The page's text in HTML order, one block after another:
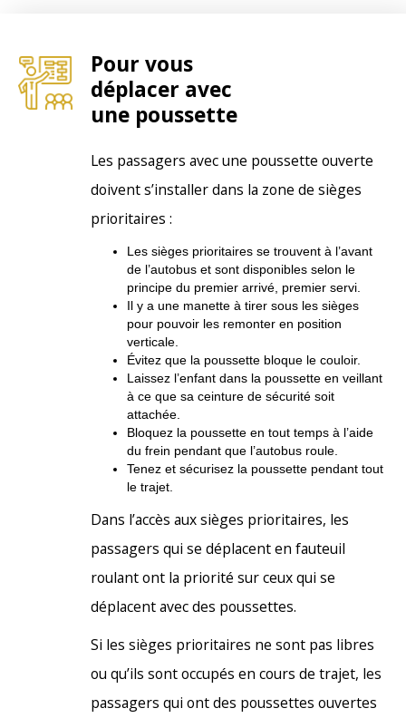
Pour vous
déplacer avec
une poussette
Les passagers avec une poussette ouverte
doivent s’installer dans la zone de sièges
prioritaires :
Les sièges prioritaires se trouvent à l’avant
de l’autobus et sont disponibles selon le
principe du premier arrivé, premier servi.
Il y a une manette à tirer sous les sièges
pour pouvoir les remonter en position
verticale.
Évitez que la poussette bloque le couloir.
Laissez l’enfant dans la poussette en veillant
à ce que sa ceinture de sécurité soit
attachée.
Bloquez la poussette en tout temps à l’aide
du frein pendant que l’autobus roule.
Tenez et sécurisez la poussette pendant tout
le trajet.
Dans l’accès aux sièges prioritaires, les
passagers qui se déplacent en fauteuil
roulant ont la priorité sur ceux qui se
déplacent avec des poussettes.
Si les sièges prioritaires ne sont pas libres
ou qu’ils sont occupés en cours de trajet, les
passagers qui ont des poussettes ouvertes